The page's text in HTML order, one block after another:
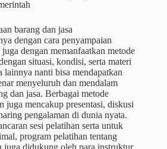
barang dan jasa
dengan cara penyampaian
dengan memanfaatkan metode
situasi, kondisi, serta materi
lainnya nanti bisa mendapatkan
menyeluruh dan mendalam
dan jasa. Berbagai metode
juga mencakup presentasi, diskusi
pengalaman di dunia nyata.
sesi pelatihan serta untuk
program pelatihan tentang
juga didukung oleh para instruktur